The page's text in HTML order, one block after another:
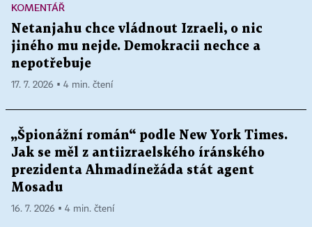
KOMENTÁŘ
Netanjahu chce vládnout Izraeli, o nic
jiného mu nejde. Demokracii nechce a
nepotřebuje
17. 7. 2026 ▪ 4 min. čtení
„Špionážní román“ podle New York Times.
Jak se měl z antiizraelského íránského
prezidenta Ahmadínežáda stát agent
Mosadu
16. 7. 2026 ▪ 4 min. čtení